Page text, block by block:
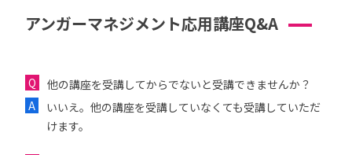
アンガーマネジメント応用講座Q&A
他の講座を受講してからでないと受講できませんか？
いいえ。他の講座を受講していなくても受講していただ
けます。